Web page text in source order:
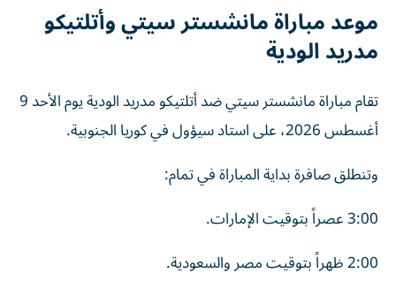
موعد مباراة مانشستر سيتي وأتلتيكو
مدريد الودية
تقام مباراة مانشستر سيتي ضد أتلتيكو مدريد الودية يوم الأحد 9
أغسطس 2026، على استاد سيؤول في كوريا الجنوبية.
وتنطلق صافرة بداية المباراة في تمام:
3:00 عصراً بتوقيت الإمارات.
2:00 ظهراً بتوقيت مصر والسعودية.